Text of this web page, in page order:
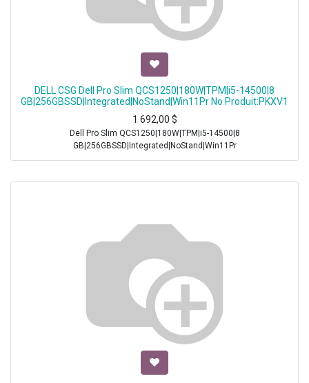
DELL CSG Dell Pro Slim QCS1250|180W|TPM|i5-14500|8
GB|256GBSSD|Integrated|NoStand|Win11Pr No Produit:PKXV1
1 692,00 $
Dell Pro Slim QCS1250|180W|TPM|i5-14500|8
GB|256GBSSD|Integrated|NoStand|Win11Pr